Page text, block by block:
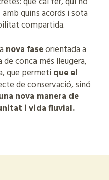
quins acords i sota
compartida.
nova faseorientada a
conca més lleugera,
que permeti que el
de conservació, sinó
nova manera de
i vida fluvial.